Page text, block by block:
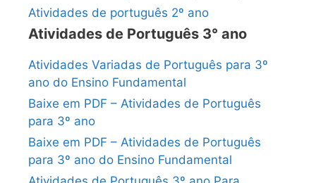
Atividades de português 2º ano
Atividades de Português 3° ano
Atividades Variadas de Português para 3º
ano do Ensino Fundamental
Baixe em PDF – Atividades de Português
para 3º ano
Baixe em PDF – Atividades de Português
para 3º ano do Ensino Fundamental